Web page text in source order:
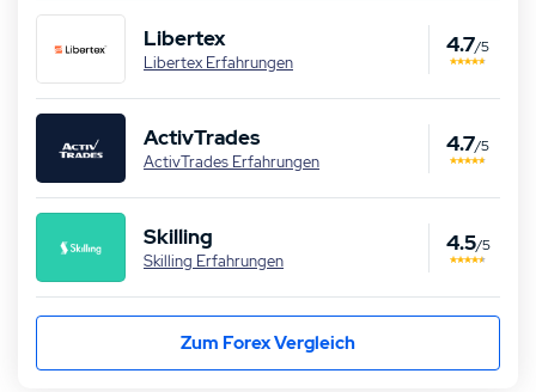
Libertex
Libertex Erfahrungen
4.7/5
ActivTrades
ActivTrades Erfahrungen
4.7/5
Skilling
Skilling Erfahrungen
4.5/5
Zum Forex Vergleich
Unsere Top Alternative zu nextmarkets:
Capital.com Erfahrungen
74–89% der CFD-Konten von Privatkunden